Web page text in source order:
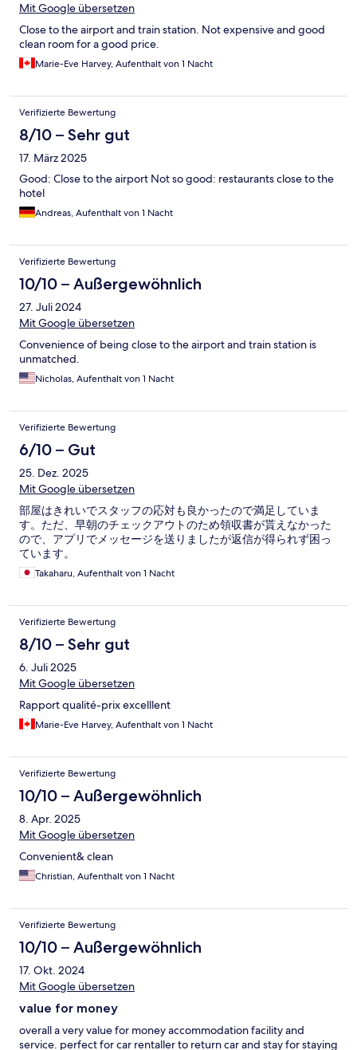
Mit Google übersetzen
Close to the airport and train station. Not expensive and good
clean room for a good price.
Marie-Eve Harvey, Aufenthalt von 1 Nacht
Verifizierte Bewertung
8/10 – Sehr gut
17. März 2025
Good: Close to the airport Not so good: restaurants close to the
hotel
Andreas, Aufenthalt von 1 Nacht
Verifizierte Bewertung
10/10 – Außergewöhnlich
27. Juli 2024
Mit Google übersetzen
Convenience of being close to the airport and train station is
unmatched.
Nicholas, Aufenthalt von 1 Nacht
Verifizierte Bewertung
6/10 – Gut
25. Dez. 2025
Mit Google übersetzen
部屋はきれいでスタッフの応対も良かったので満足していま
す。ただ、早朝のチェックアウトのため領収書が貰えなかった
ので、アプリでメッセージを送りましたが返信が得られず困っ
ています。
Takaharu, Aufenthalt von 1 Nacht
Verifizierte Bewertung
8/10 – Sehr gut
6. Juli 2025
Mit Google übersetzen
Rapport qualité-prix excelllent
Marie-Eve Harvey, Aufenthalt von 1 Nacht
Verifizierte Bewertung
10/10 – Außergewöhnlich
8. Apr. 2025
Mit Google übersetzen
Convenient& clean
Christian, Aufenthalt von 1 Nacht
Verifizierte Bewertung
10/10 – Außergewöhnlich
17. Okt. 2024
Mit Google übersetzen
value for money
overall a very value for money accommodation facility and
service. perfect for car rentaller to return car and stay for staying